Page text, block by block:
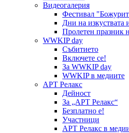
Видеогалерия
Фестивал
Дни на изкуствата
Пролетен празник
WWKIP day
Събитието
Включете се!
За WWKIP day
WWKIP в медиите
АРТ Релакс
Дейност
За „АРТ Релакс“
Безплатно е!
Участници
АРТ Релакс в